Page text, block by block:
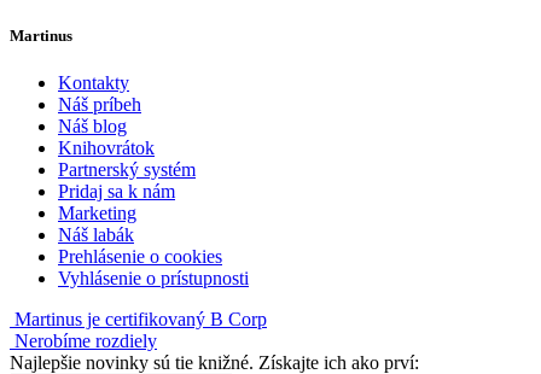
Martinus
Kontakty
Náš príbeh
Náš blog
Knihovrátok
Partnerský systém
Pridaj sa k nám
Marketing
Náš labák
Prehlásenie o cookies
Vyhlásenie o prístupnosti
Martinus je certifikovaný B Corp
Nerobíme rozdiely
Najlepšie novinky sú tie knižné. Získajte ich ako prví: